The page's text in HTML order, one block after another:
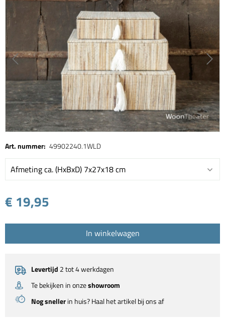
Art. nummer: 49902240.1WLD
Afmeting ca. (HxBxD) 7x27x18 cm
€ 19,95
In winkelwagen
Levertijd 2 tot 4 werkdagen
Te bekijken in onzeshowroom
Nog snellerin huis? Haal het artikel bij ons af